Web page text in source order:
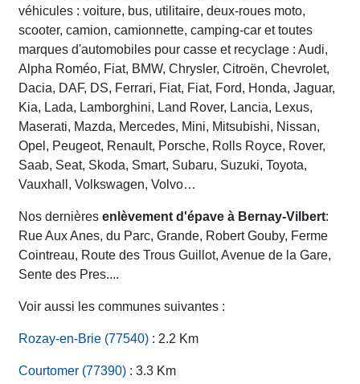
véhicules : voiture, bus, utilitaire, deux-roues moto,
scooter, camion, camionnette, camping-car et toutes
marques d'automobiles pour casse et recyclage : Audi,
Alpha Roméo, Fiat, BMW, Chrysler, Citroën, Chevrolet,
Dacia, DAF, DS, Ferrari, Fiat, Fiat, Ford, Honda, Jaguar,
Kia, Lada, Lamborghini, Land Rover, Lancia, Lexus,
Maserati, Mazda, Mercedes, Mini, Mitsubishi, Nissan,
Opel, Peugeot, Renault, Porsche, Rolls Royce, Rover,
Saab, Seat, Skoda, Smart, Subaru, Suzuki, Toyota,
Vauxhall, Volkswagen, Volvo…
Nos dernières enlèvement d'épave à Bernay-Vilbert:
Rue Aux Anes, du Parc, Grande, Robert Gouby, Ferme
Cointreau, Route des Trous Guillot, Avenue de la Gare,
Sente des Pres....
Voir aussi les communes suivantes :
Rozay-en-Brie (77540) : 2.2 Km
Courtomer (77390) : 3.3 Km